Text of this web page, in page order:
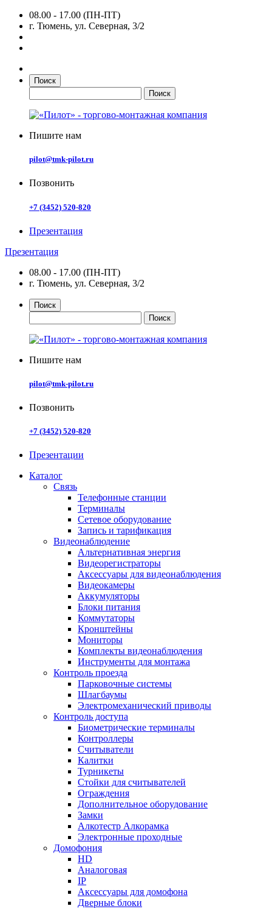
08.00 - 17.00 (ПН-ПТ)
г. Тюмень, ул. Северная, 3/2
Поиск
Пишите нам
pilot@tmk-pilot.ru
Позвонить
+7 (3452) 520-820
Презентация
Презентация
08.00 - 17.00 (ПН-ПТ)
г. Тюмень, ул. Северная, 3/2
Поиск
Пишите нам
pilot@tmk-pilot.ru
Позвонить
+7 (3452) 520-820
Презентации
Каталог
Связь
Телефонные станции
Терминалы
Сетевое оборудование
Запись и тарификация
Видеонаблюдение
Альтернативная энергия
Видеорегистраторы
Аксессуары для видеонаблюдения
Видеокамеры
Аккумуляторы
Блоки питания
Коммутаторы
Кронштейны
Мониторы
Комплекты видеонаблюдения
Инструменты для монтажа
Контроль проезда
Парковочные системы
Шлагбаумы
Электромеханический приводы
Контроль доступа
Биометрические терминалы
Контроллеры
Считыватели
Калитки
Турникеты
Стойки для считывателей
Ограждения
Дополнительное оборудование
Замки
Алкотестр Алкорамка
Электронные проходные
Домофония
HD
Аналоговая
IP
Аксессуары для домофона
Дверные блоки